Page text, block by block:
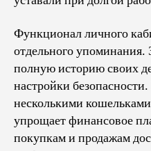
Функционал личного
отдельного упоминания.
полную историю своих
настройки
несколькими
упрощает финансовое
покупкам и продажам